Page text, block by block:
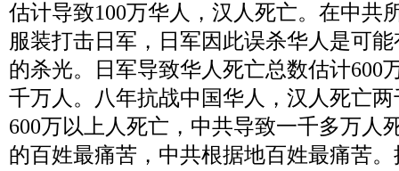
估计导致100万华人，汉人死亡。在中共
服装打击日军，日军因此误杀华人是可
的杀光。日军导致华人死亡总数估计600
千万人。八年抗战中国华人，汉人死亡
600万以上人死亡，中共导致一千多万人
的百姓最痛苦，中共根据地百姓最痛苦